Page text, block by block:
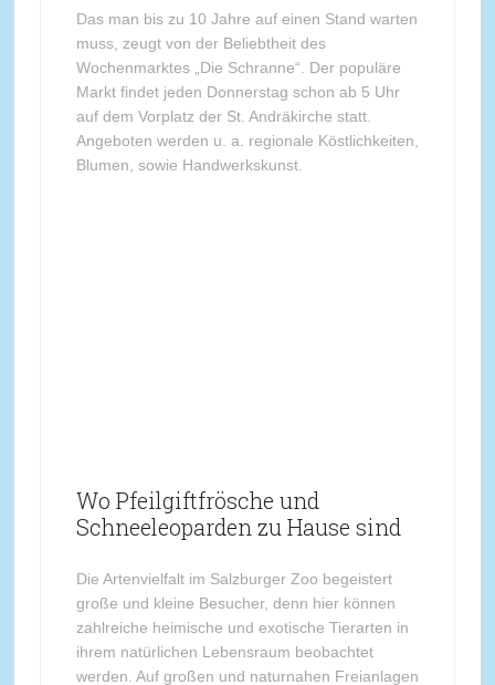
Das man bis zu 10 Jahre auf einen Stand warten
muss, zeugt von der Beliebtheit des
Wochenmarktes „Die Schranne“. Der populäre
Markt findet jeden Donnerstag schon ab 5 Uhr
auf dem Vorplatz der St. Andräkirche statt.
Angeboten werden u. a. regionale Köstlichkeiten,
Blumen, sowie Handwerkskunst.
Wo Pfeilgiftfrösche und
Schneeleoparden zu Hause sind
Die Artenvielfalt im Salzburger Zoo begeistert
große und kleine Besucher, denn hier können
zahlreiche heimische und exotische Tierarten in
ihrem natürlichen Lebensraum beobachtet
werden. Auf großen und naturnahen Freianlagen